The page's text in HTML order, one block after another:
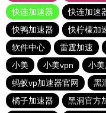
快连加速器
快连加速
快鸭加速器
快柠檬加
软件中心
雷霆加速
小美
小美vpn 小
蚂蚁vp加速器官网
黑
橘子加速器
黑洞官方